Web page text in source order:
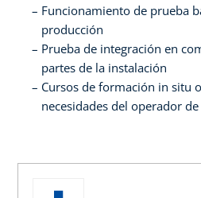
Funcionamiento de prueba
producción
Prueba de integración en
partes de la instalación
Cursos de formación in situ
necesidades del operador